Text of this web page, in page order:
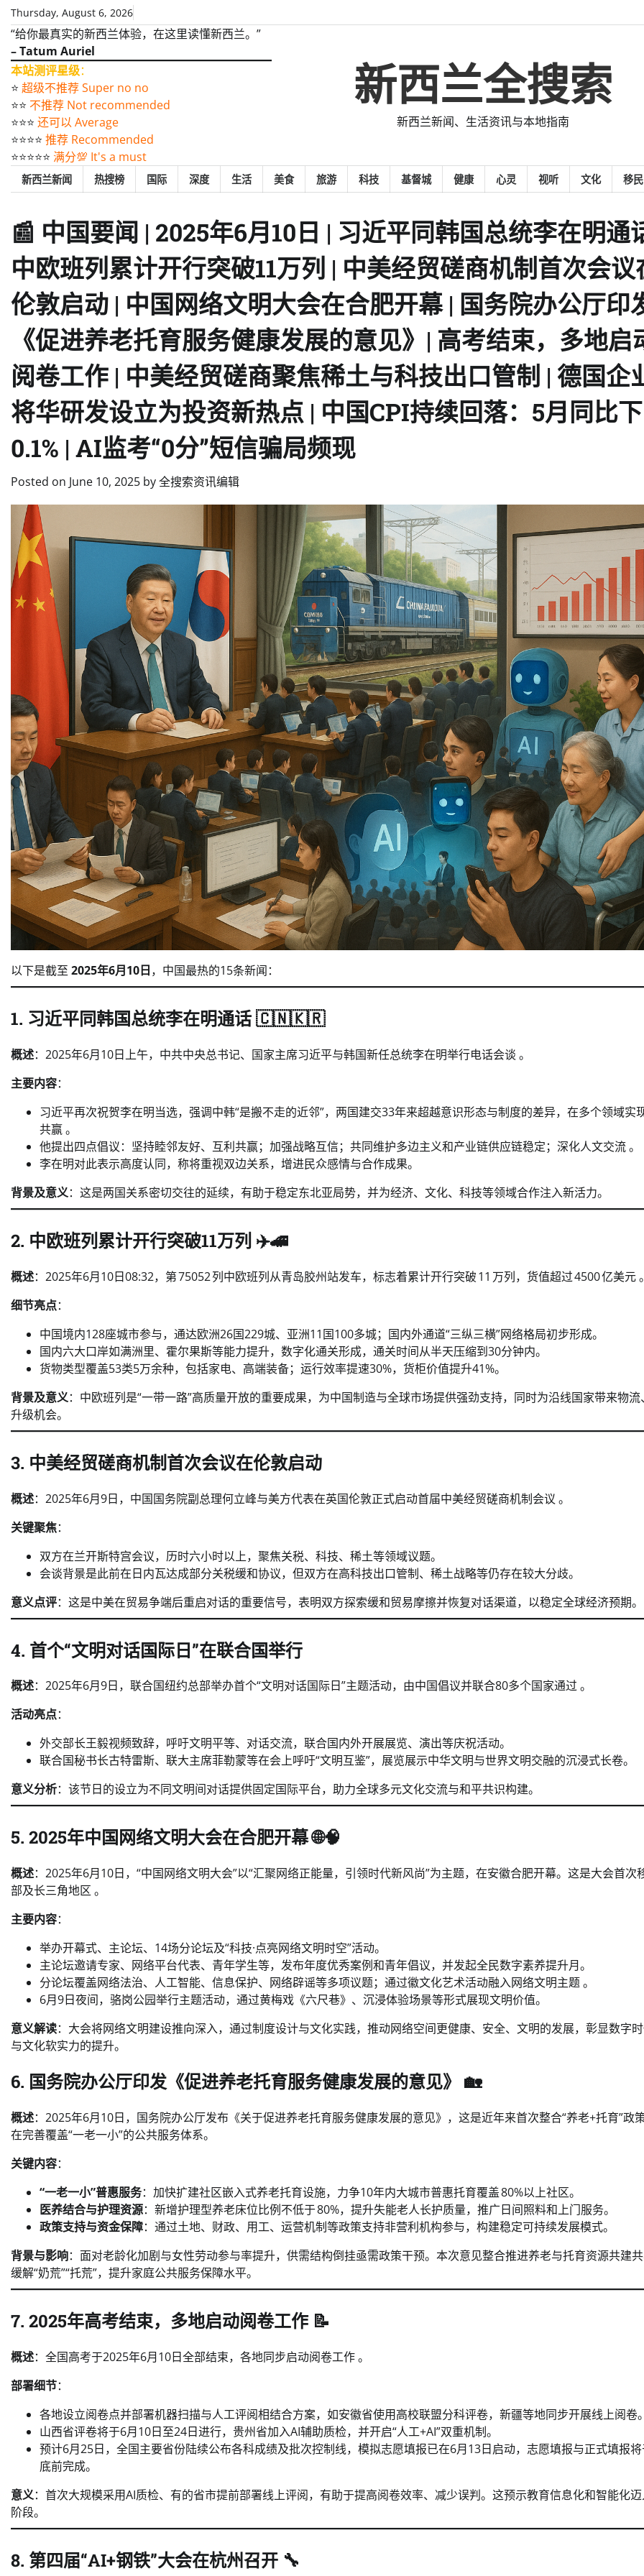
Skip
content
Thursday, August 6, 2026
“给你最真实的新西兰体验，在这里读懂新西兰。”
– Tatum Auriel
本站测评星级：
⭐️ 超级不推荐 Super no no
⭐️⭐️ 不推荐 Not recommended
⭐️⭐️⭐️ 还可以 Average
⭐️⭐️⭐️⭐️ 推荐 Recommended
⭐️⭐️⭐️⭐️⭐️ 满分💯 It's a must
新西兰全搜索
新西兰新闻、生活资讯与本地指南
新西兰新闻 热搜榜 国际 深度 生活 美食 旅游 科技 基督城 健康 心灵 视听 文化 移民
📰 中国要闻 | 2025年6月10日 | 习近平同韩国总统李在明通
中欧班列累计开行突破11万列 | 中美经贸磋商机制首次会议
伦敦启动 | 中国网络文明大会在合肥开幕 | 国务院办公厅印
《促进养老托育服务健康发展的意见》| 高考结束，多地启
阅卷工作 | 中美经贸磋商聚焦稀土与科技出口管制 | 德国企
将华研发设立为投资新热点 | 中国CPI持续回落：5月同比
0.1% | AI监考“0分”短信骗局频现
Posted on June 10, 2025 by全搜索资讯编辑
以下是截至 2025年6月10日，中国最热的15条新闻：
1. 习近平同韩国总统李在明通话 🇨🇳🇰🇷
概述：2025年6月10日上午，中共中央总书记、国家主席习近平与韩国新任总统李在明举行电话会谈 。
主要内容：
习近平再次祝贺李在明当选，强调中韩“是搬不走的近邻”，两国建交33年来超越意识形态与制度的差异，在多个领域实
共赢 。
他提出四点倡议：坚持睦邻友好、互利共赢；加强战略互信；共同维护多边主义和产业链供应链稳定；深化人文交流 。
李在明对此表示高度认同，称将重视双边关系，增进民众感情与合作成果。
背景及意义：这是两国关系密切交往的延续，有助于稳定东北亚局势，并为经济、文化、科技等领域合作注入新活力。
2. 中欧班列累计开行突破11万列 ✈️🚄
概述：2025年6月10日08:32，第 75052 列中欧班列从青岛胶州站发车，标志着累计开行突破 11 万列，货值超过 4500 亿美元
细节亮点：
中国境内128座城市参与，通达欧洲26国229城、亚洲11国100多城；国内外通道“三纵三横”网络格局初步形成。
国内六大口岸如满洲里、霍尔果斯等能力提升，数字化通关形成，通关时间从半天压缩到30分钟内。
货物类型覆盖53类5万余种，包括家电、高端装备；运行效率提速30%，货柜价值提升41%。
背景及意义：中欧班列是“一带一路”高质量开放的重要成果，为中国制造与全球市场提供强劲支持，同时为沿线国家带来物
升级机会。
3. 中美经贸磋商机制首次会议在伦敦启动
概述：2025年6月9日，中国国务院副总理何立峰与美方代表在英国伦敦正式启动首届中美经贸磋商机制会议 。
关键聚焦：
双方在兰开斯特宫会议，历时六小时以上，聚焦关税、科技、稀土等领域议题。
会谈背景是此前在日内瓦达成部分关税缓和协议，但双方在高科技出口管制、稀土战略等仍存在较大分歧。
意义点评：这是中美在贸易争端后重启对话的重要信号，表明双方探索缓和贸易摩擦并恢复对话渠道，以稳定全球经济预期。
4. 首个“文明对话国际日”在联合国举行
概述：2025年6月9日，联合国纽约总部举办首个“文明对话国际日”主题活动，由中国倡议并联合80多个国家通过 。
活动亮点：
外交部长王毅视频致辞，呼吁文明平等、对话交流，联合国内外开展展览、演出等庆祝活动。
联合国秘书长古特雷斯、联大主席菲勒蒙等在会上呼吁“文明互鉴”，展览展示中华文明与世界文明交融的沉浸式长卷。
意义分析：该节日的设立为不同文明间对话提供固定国际平台，助力全球多元文化交流与和平共识构建。
5. 2025年中国网络文明大会在合肥开幕 🌐🧠
概述：2025年6月10日，“中国网络文明大会”以“汇聚网络正能量，引领时代新风尚”为主题，在安徽合肥开幕。这是大会首次
部及长三角地区 。
主要内容：
举办开幕式、主论坛、14场分论坛及“科技·点亮网络文明时空”活动。
主论坛邀请专家、网络平台代表、青年学生等，发布年度优秀案例和青年倡议，并发起全民数字素养提升月。
分论坛覆盖网络法治、人工智能、信息保护、网络辟谣等多项议题；通过徽文化艺术活动融入网络文明主题 。
6月9日夜间，骆岗公园举行主题活动，通过黄梅戏《六尺巷》、沉浸体验场景等形式展现文明价值。
意义解读：大会将网络文明建设推向深入，通过制度设计与文化实践，推动网络空间更健康、安全、文明的发展，彰显数字
与文化软实力的提升。
6. 国务院办公厅印发《促进养老托育服务健康发展的意见》 🏡
概述：2025年6月10日，国务院办公厅发布《关于促进养老托育服务健康发展的意见》，这是近年来首次整合“养老+托育”政
在完善覆盖“一老一小”的公共服务体系。
关键内容：
“一老一小”普惠服务：加快扩建社区嵌入式养老托育设施，力争10年内大城市普惠托育覆盖 80%以上社区。
医养结合与护理资源：新增护理型养老床位比例不低于 80%，提升失能老人长护质量，推广日间照料和上门服务。
政策支持与资金保障：通过土地、财政、用工、运营机制等政策支持非营利机构参与，构建稳定可持续发展模式。
背景与影响：面对老龄化加剧与女性劳动参与率提升，供需结构倒挂亟需政策干预。本次意见整合推进养老与托育资源共建
缓解“奶荒”“托荒”，提升家庭公共服务保障水平。
7. 2025年高考结束，多地启动阅卷工作 📝
概述：全国高考于2025年6月10日全部结束，各地同步启动阅卷工作 。
部署细节：
各地设立阅卷点并部署机器扫描与人工评阅相结合方案，如安徽省使用高校联盟分科评卷，新疆等地同步开展线上阅卷
山西省评卷将于6月10日至24日进行，贵州省加入AI辅助质检，并开启“人工+AI”双重机制。
预计6月25日，全国主要省份陆续公布各科成绩及批次控制线，模拟志愿填报已在6月13日启动，志愿填报与正式填报
底前完成。
意义：首次大规模采用AI质检、有的省市提前部署线上评阅，有助于提高阅卷效率、减少误判。这预示教育信息化和智能化
阶段。
8. 第四届“AI+钢铁”大会在杭州召开 🔧